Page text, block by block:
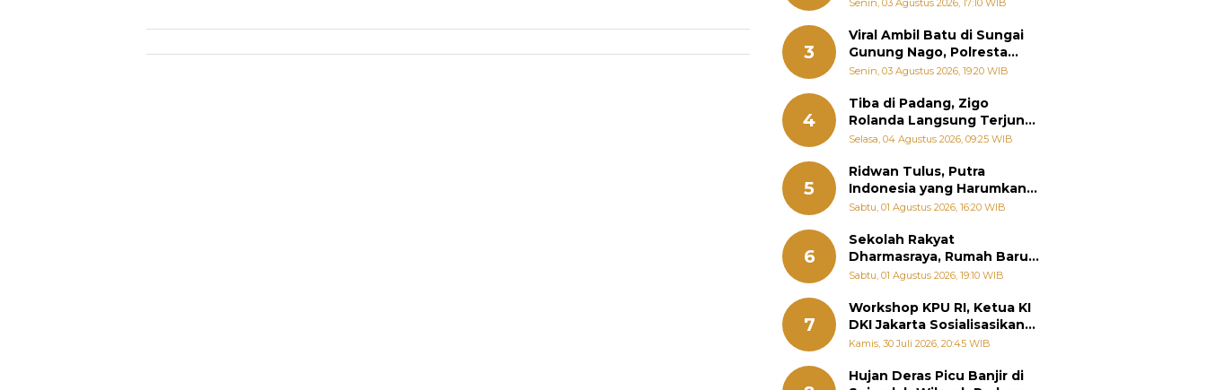
Senin, 03 Agustus 2026, 17:10 WIB
3
Viral Ambil Batu di Sungai
Gunung Nago, Polresta
Padang Ungkap Fakta
Senin, 03 Agustus 2026, 19:20 WIB
4
Tiba di Padang, Zigo
Rolanda Langsung Terjun
Bantu Warga Terdampak
Selasa, 04 Agustus 2026, 09:25 WIB
5
Ridwan Tulus, Putra
Indonesia yang Harumkan
Nama Bangsa hingga
Jepang
Sabtu, 01 Agustus 2026, 16:20 WIB
6
Sekolah Rakyat
Dharmasraya, Rumah Baru
268 Anak Menggapai Mimpi
Kemiskinan
Sabtu, 01 Agustus 2026, 19:10 WIB
7
Workshop KPU RI, Ketua KI
DKI Jakarta Sosialisasikan
Hukum Acara Penyelesaian
Kamis, 30 Juli 2026, 20:45 WIB
Hujan Deras Picu Banjir di